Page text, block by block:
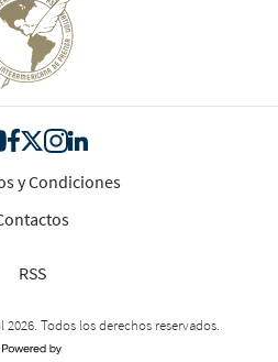
y Condiciones
RSS
Todos los derechos reservados.